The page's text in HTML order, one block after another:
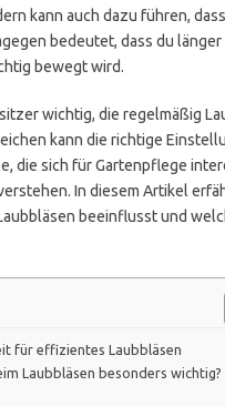
kann auch dazu führen,
bedeutet, dass du
bewegt wird.
wichtig, die regelmäßig
kann die richtige
die sich für Gartenpflege
In diesem Artikel
beeinflusst und
für effizientes Laubbläsen
Laubbläsen besonders wichtig?